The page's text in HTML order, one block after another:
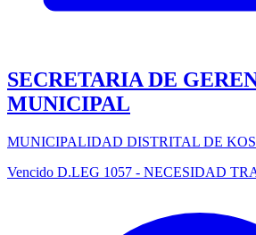
SECRETARIA DE
MUNICIPAL
MUNICIPALIDAD DISTRITAL DE
Vencido D.LEG 1057 - NECESIDAD